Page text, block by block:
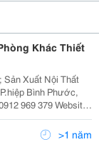
Khác Thiết
Sản Xuất Nội Thất
>1 năm